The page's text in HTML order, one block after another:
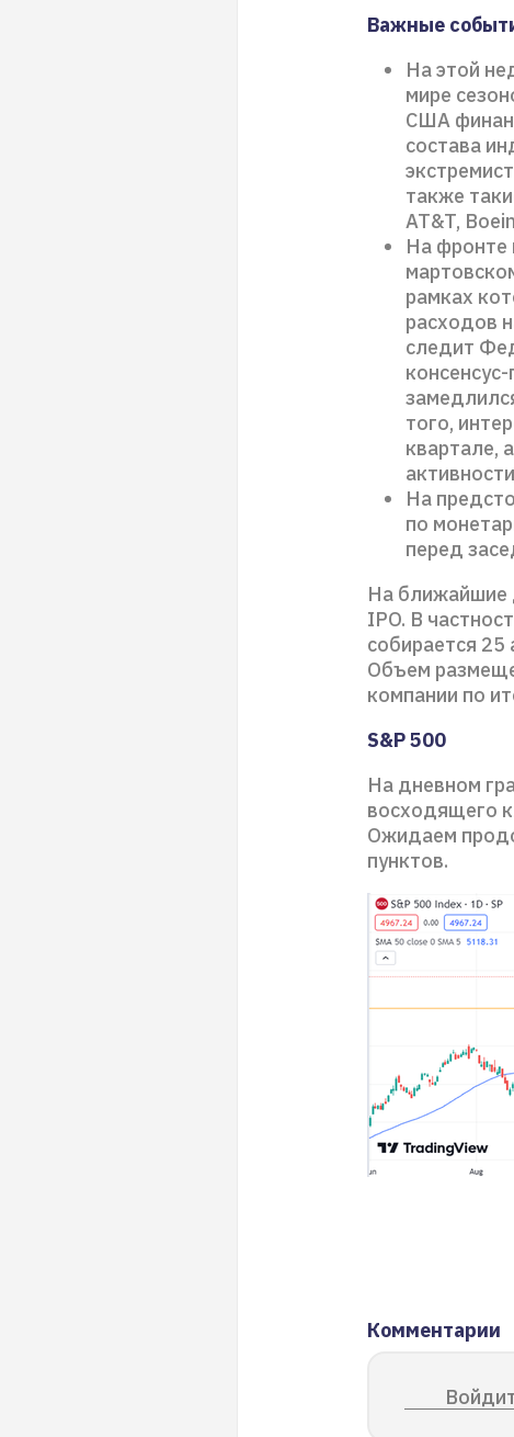
Важные
На этой
мире
США
состава
также
AT&T,
На фронте
рамках
расходов
следит
того,
квартале,
На
по
перед
На ближайшие
IPO. В
собирается 25
Объем
компании по
S&P 500
На дневном
восходящего
Ожидаем
пунктов.
Комментарии